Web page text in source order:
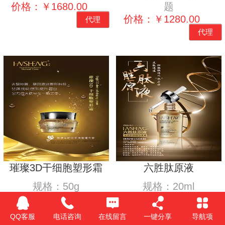
价格：￥1680.00
代理
题
价格：￥1280.00
代理
璀璨3D干细胞塑形霜
规格：50g
品牌：汉生
针对人群：干性，衰老
六胜肽原液
规格：20ml
品牌：汉生
针对人群：干性，衰老
QQ客服 电话咨询 在线留言 一键分享 导航项